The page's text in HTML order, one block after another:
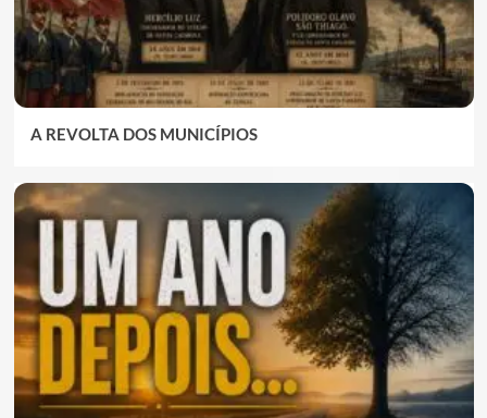
A REVOLTA DOS MUNICÍPIOS